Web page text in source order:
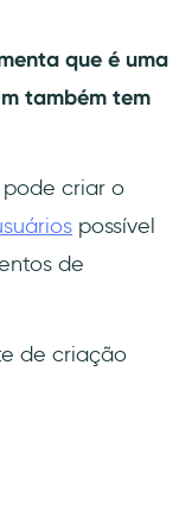
que é uma
também tem
criar o
possível
de
de criação